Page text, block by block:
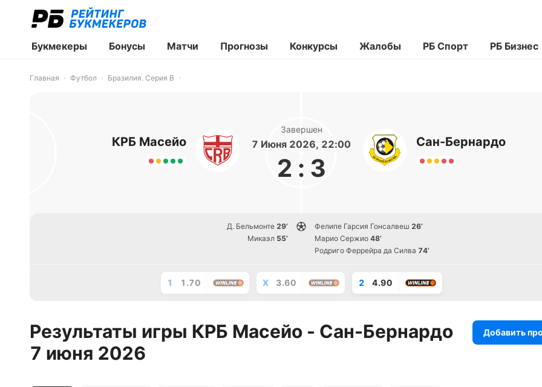
Букмекеры Бонусы Матчи Прогнозы Конкурсы Жалобы РБ Спорт РБ Бизнес
Главная Футбол Бразилия. Серия B
КРБ Масейо
Завершен
7 Июня 2026, 22:00
2 : 3
Сан-Бернардо
Д. Бельмонте 29’
Микаэл 55’
Фелипе Гарсия Гонсалвеш 26’
Марио Сержио 48’
Родриго Феррейра да Силва 74’
1 1.70 X 3.60 2 4.90
Результаты игры КРБ Масейо - Сан-Бернардо
7 июня 2026
Добавить